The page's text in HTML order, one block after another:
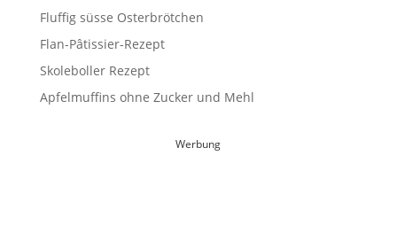
Fluffig süsse Osterbrötchen
Flan-Pâtissier-Rezept
Skoleboller Rezept
Apfelmuffins ohne Zucker und Mehl
Werbung